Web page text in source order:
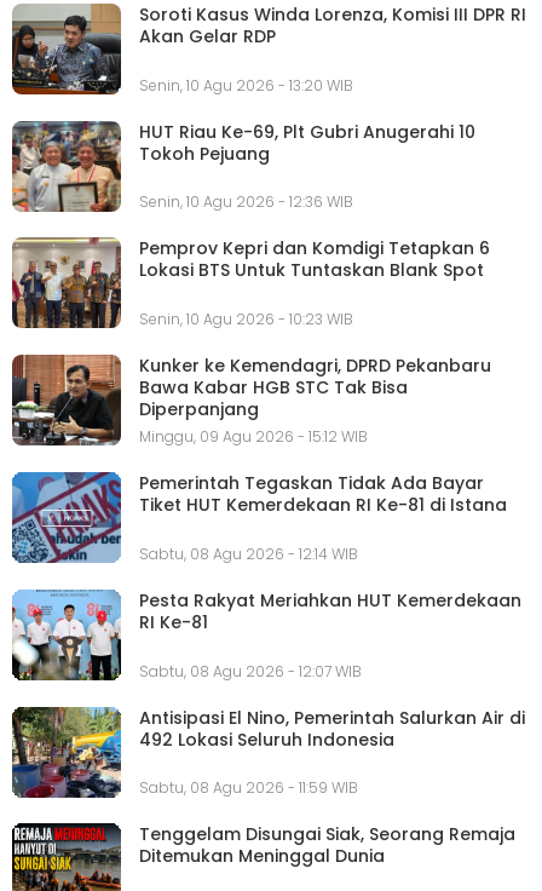
Soroti Kasus Winda Lorenza, Komisi III DPR RI
Akan Gelar RDP
Senin, 10 Agu 2026 - 13:20 WIB
HUT Riau Ke-69, Plt Gubri Anugerahi 10
Tokoh Pejuang
Senin, 10 Agu 2026 - 12:36 WIB
Pemprov Kepri dan Komdigi Tetapkan 6
Lokasi BTS Untuk Tuntaskan Blank Spot
Senin, 10 Agu 2026 - 10:23 WIB
Kunker ke Kemendagri, DPRD Pekanbaru
Bawa Kabar HGB STC Tak Bisa
Diperpanjang
Minggu, 09 Agu 2026 - 15:12 WIB
Pemerintah Tegaskan Tidak Ada Bayar
Tiket HUT Kemerdekaan RI Ke-81 di Istana
Sabtu, 08 Agu 2026 - 12:14 WIB
Pesta Rakyat Meriahkan HUT Kemerdekaan
RI Ke-81
Sabtu, 08 Agu 2026 - 12:07 WIB
Antisipasi El Nino, Pemerintah Salurkan Air di
492 Lokasi Seluruh Indonesia
Sabtu, 08 Agu 2026 - 11:59 WIB
Tenggelam Disungai Siak, Seorang Remaja
Ditemukan Meninggal Dunia